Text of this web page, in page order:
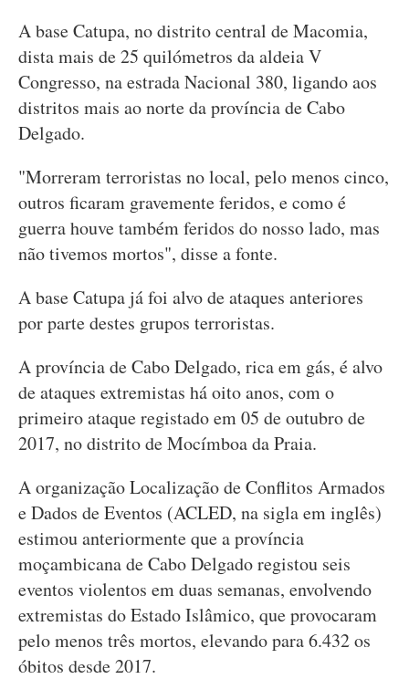
A base Catupa, no distrito central de Macomia,
dista mais de 25 quilómetros da aldeia V
Congresso, na estrada Nacional 380, ligando aos
distritos mais ao norte da província de Cabo
Delgado.
"Morreram terroristas no local, pelo menos cinco,
outros ficaram gravemente feridos, e como é
guerra houve também feridos do nosso lado, mas
não tivemos mortos", disse a fonte.
A base Catupa já foi alvo de ataques anteriores
por parte destes grupos terroristas.
A província de Cabo Delgado, rica em gás, é alvo
de ataques extremistas há oito anos, com o
primeiro ataque registado em 05 de outubro de
2017, no distrito de Mocímboa da Praia.
A organização Localização de Conflitos Armados
e Dados de Eventos (ACLED, na sigla em inglês)
estimou anteriormente que a província
moçambicana de Cabo Delgado registou seis
eventos violentos em duas semanas, envolvendo
extremistas do Estado Islâmico, que provocaram
pelo menos três mortos, elevando para 6.432 os
óbitos desde 2017.